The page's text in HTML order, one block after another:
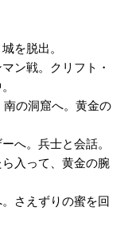
を脱出。
ン戦。クリフト・
の洞窟へ。黄金の
へ。兵士と会話。
入って、黄金の腕
さえずりの蜜を回